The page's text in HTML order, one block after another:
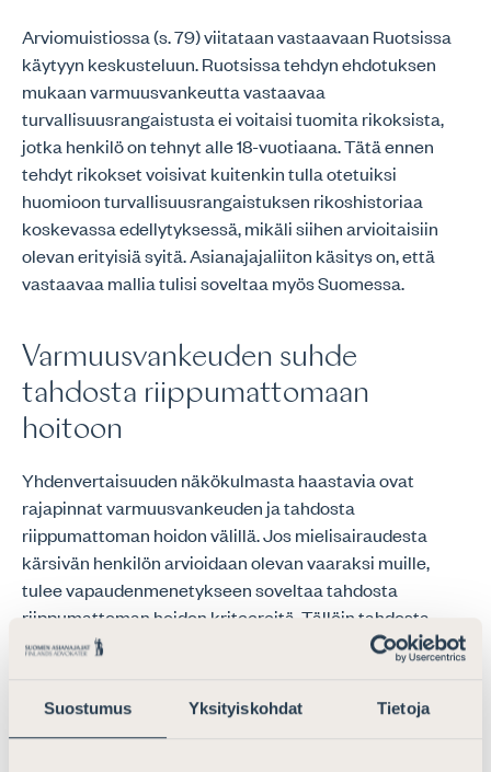
Suostumus Yksityiskohdat Tietoja
Arviomuistiossa (s. 79) viitataan vastaavaan Ruotsissa
käytyyn keskusteluun. Ruotsissa tehdyn ehdotuksen
mukaan varmuusvankeutta vastaavaa
turvallisuusrangaistusta ei voitaisi tuomita rikoksista,
jotka henkilö on tehnyt alle 18-vuotiaana. Tätä ennen
tehdyt rikokset voisivat kuitenkin tulla otetuiksi
huomioon turvallisuusrangaistuksen rikoshistoriaa
koskevassa edellytyksessä, mikäli siihen arvioitaisiin
olevan erityisiä syitä. Asianajajaliiton käsitys on, että
vastaavaa mallia tulisi soveltaa myös Suomessa.
Varmuusvankeuden suhde
tahdosta riippumattomaan
hoitoon
Yhdenvertaisuuden näkökulmasta haastavia ovat
rajapinnat varmuusvankeuden ja tahdosta
riippumattoman hoidon välillä. Jos mielisairaudesta
kärsivän henkilön arvioidaan olevan vaaraksi muille,
tulee vapaudenmenetykseen soveltaa tahdosta
riippumattoman hoidon kriteereitä. Tällöin tahdosta
riippumattoman hoidon jatkaminen tulee
tuomioistuimen arvioitavaksi 6 kuukauden välein. Mikäli
taas kyseessä nähdään olevan varmuusvangin,
avioidaan varmuusvankeuden jatkamista 1–2 vuoden